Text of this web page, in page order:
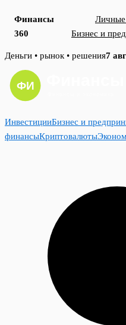
Финансы
360
Бизнес и
Skip
content
Деньги • рынок • решения7
ИнвестицииБизнес и
финансыКриптовалюты